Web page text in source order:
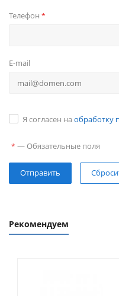
Телефон *
E-mail
Я согласен на обработку
* — Обязательные поля
Рекомендуем